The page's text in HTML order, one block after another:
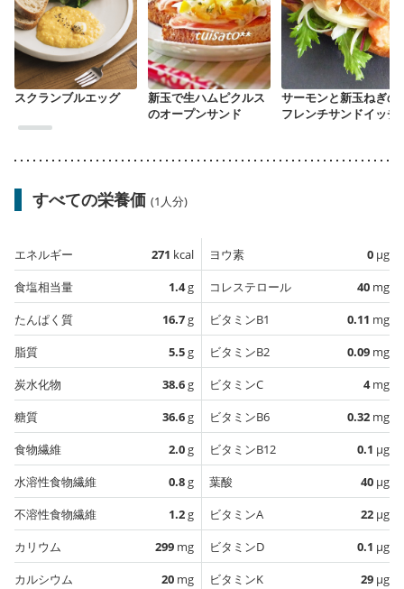
スクランブルエッグ
新玉で生ハムピクルス
のオープンサンド
サーモンと新玉ねぎの
フレンチサンドイッチ
すべての栄養価 (1人分)
エネルギー 271 kcal
食塩相当量
1.4g
たんぱく質
16.7g
脂質
5.5g
炭水化物
38.6g
糖質
36.6g
食物繊維
2.0g
水溶性食物繊維
0.8g
不溶性食物繊維
1.2g
カリウム
299 mg
カルシウム
20 mg
ヨウ素 0 µg
コレステロール
40 mg
ビタミンB1
0.11 mg
ビタミンB2
0.09 mg
ビタミンC
4mg
ビタミンB6
0.32 mg
ビタミンB12
0.1 µg
葉酸
40 µg
ビタミンA
22 µg
ビタミンD
0.1 µg
ビタミンK
29 µg